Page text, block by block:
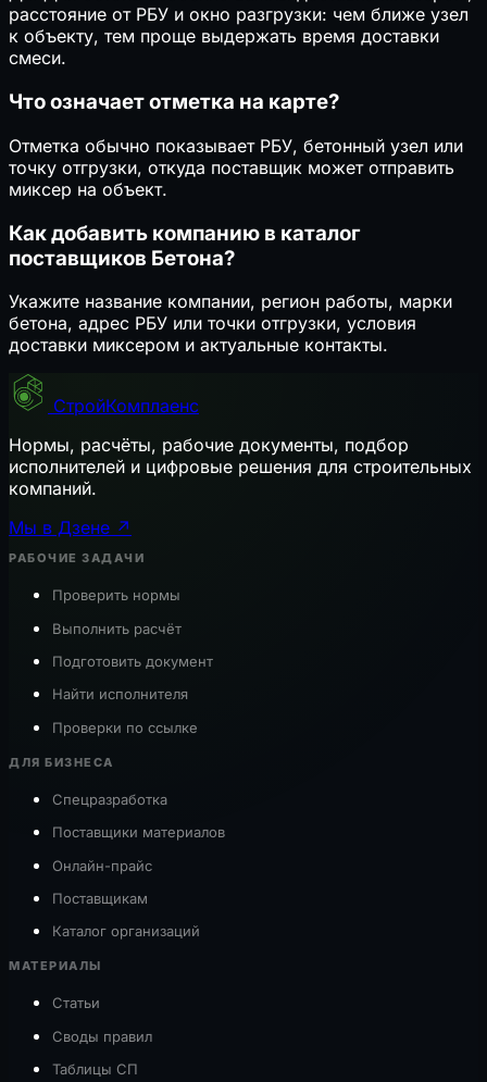
расстояние от РБУ и окно разгрузки: чем ближе узел
к объекту, тем проще выдержать время доставки
смеси.
Что означает отметка на карте?
Отметка обычно показывает РБУ, бетонный узел или
точку отгрузки, откуда поставщик может отправить
миксер на объект.
Как добавить компанию в каталог
поставщиков Бетона?
Укажите название компании, регион работы, марки
бетона, адрес РБУ или точки отгрузки, условия
доставки миксером и актуальные контакты.
СтройКомплаенс
Нормы, расчёты, рабочие документы, подбор
исполнителей и цифровые решения для строительных
компаний.
Мы в Дзене ↗
РАБОЧИЕ ЗАДАЧИ
Проверить нормы
Выполнить расчёт
Подготовить документ
Найти исполнителя
Проверки по ссылке
ДЛЯ БИЗНЕСА
Спецразработка
Поставщики материалов
Онлайн-прайс
Поставщикам
Каталог организаций
МАТЕРИАЛЫ
Статьи
Своды правил
Таблицы СП